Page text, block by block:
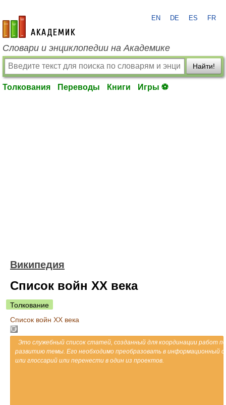
academic.ru
EN DE ES FR
Словари и энциклопедии на Академике
Найти!
Толкования Переводы Книги Игры ⚽
Википедия
Список войн XX века
Толкование
Список войн XX века
Это служебный список статей, созданный для координации работ по
развитию темы. Его необходимо преобразовать в информационный
или глоссарий или перенести в один из проектов.